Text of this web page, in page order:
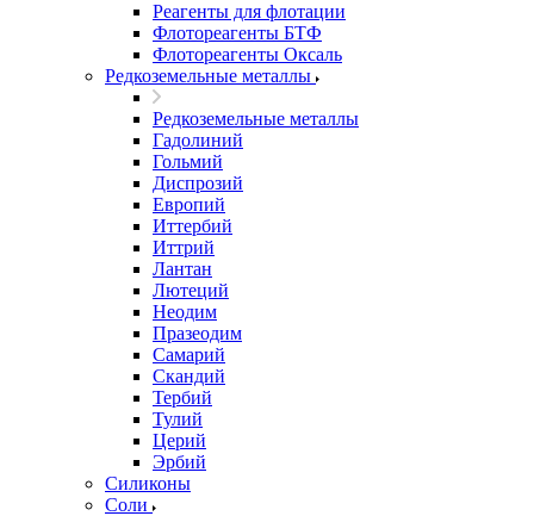
Реагенты для флотации
Флотореагенты БТФ
Флотореагенты Оксаль
Редкоземельные металлы
Редкоземельные металлы
Гадолиний
Гольмий
Диспрозий
Европий
Иттербий
Иттрий
Лантан
Лютеций
Неодим
Празеодим
Самарий
Скандий
Тербий
Тулий
Церий
Эрбий
Силиконы
Соли